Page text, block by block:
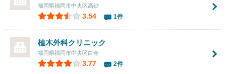
福岡県福岡市中央区高砂
3.54 1件
植木外科クリニック
福岡県福岡市中央区白金
3.77 2件